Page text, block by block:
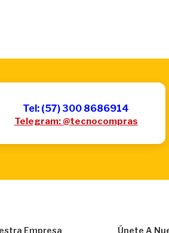
Tel: (57) 300 8686914
Telegram: @tecnocompras
Empresa Únete A